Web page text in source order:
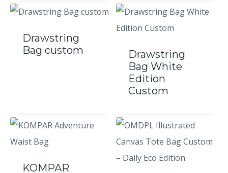
Drawstring
Bag custom
Drawstring
Bag White
Edition
Custom
KOMPAR